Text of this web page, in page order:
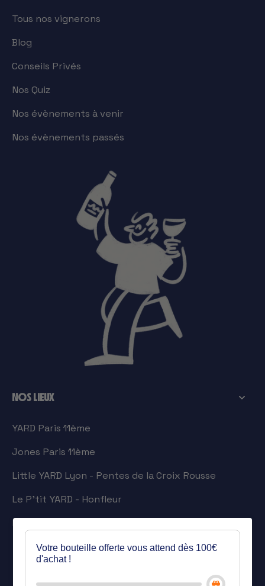
Tous nos vignerons
Blog
Conseils Privés
Nos Quiz
Nos évènements à venir
Nos évènements passés
NOS LIEUX
YARD Paris 11ème
Jones Paris 11ème
Little YARD Lyon - Pentes de la Croix Rousse
Le P'tit YARD - Honfleur
La Ferronnerie - Honfleur
Votre bouteille offerte vous attend dès 100€
d'achat !